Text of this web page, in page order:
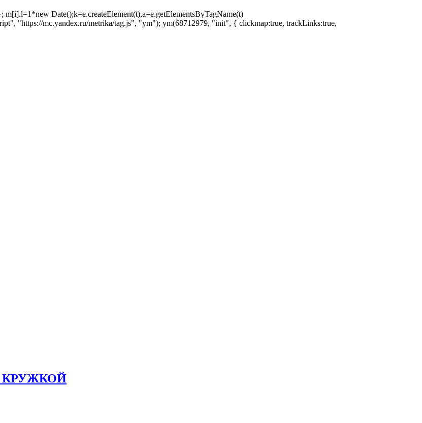
Date();k=e.createElement(t),a=e.getElementsByTagName(t)
"https://mc.yandex.ru/metrika/tag.js", "ym"); ym(68712979, "init", { clickmap:true, trackLinks:true,
КРУЖКОЙ